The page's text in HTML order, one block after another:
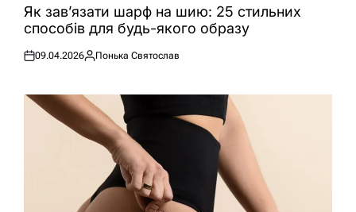
УЯк зав’язати шарф на шию: 25 стильних
способів для будь-якого образу
Оприлюднено
09.04.2026
Опубліковано
Понька Святослав